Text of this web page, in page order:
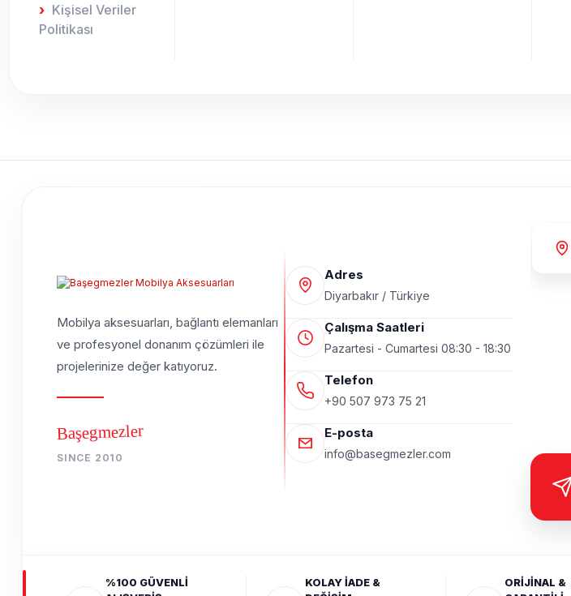
Kişisel Veriler
Politikası
Mobilya aksesuarları, bağlantı elemanları
ve profesyonel donanım çözümleri ile
projelerinize değer katıyoruz.
Başegmezler
SINCE 2010
Adres
Diyarbakır / Türkiye
Çalışma Saatleri
Pazartesi - Cumartesi 08:30 - 18:30
Telefon
+90 507 973 75 21
E-posta
info@basegmezler.com
%100 GÜVENLİ
KOLAY İADE &
ORİJİNAL &